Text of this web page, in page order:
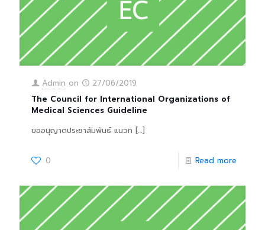
Admin on
27/06/2019
The Council for International Organizations of
Medical Sciences Guideline
ขออนุญาตประชาสัมพันธ์ แนวท […]
0 Read more